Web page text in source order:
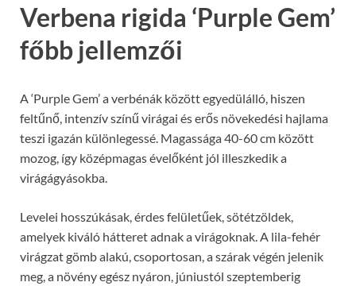
Verbena rigida ‘Purple Gem’
főbb jellemzői
A ‘Purple Gem’ a verbénák között egyedülálló, hiszen
feltűnő, intenzív színű virágai és erős növekedési hajlama
teszi igazán különlegessé. Magassága 40-60 cm között
mozog, így középmagas évelőként jól illeszkedik a
virágágyásokba.
Levelei hosszúkásak, érdes felületűek, sötétzöldek,
amelyek kiváló hátteret adnak a virágoknak. A lila-fehér
virágzat gömb alakú, csoportosan, a szárak végén jelenik
meg, a növény egész nyáron, júniustól szeptemberig